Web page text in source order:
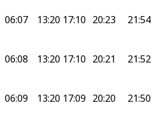
06:07 13:2017:10 20:23
21:54
06:08 13:2017:10 20:21
21:52
06:09 13:2017:09 20:20
21:50